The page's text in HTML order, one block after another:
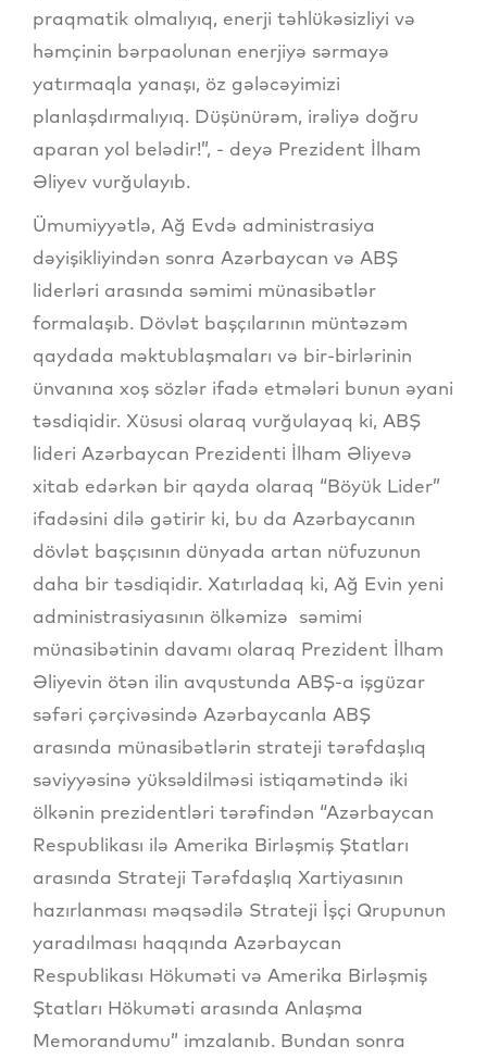
praqmatik olmalıyıq, enerji təhlükəsizliyi və
həmçinin bərpaolunan enerjiyə sərmayə
yatırmaqla yanaşı, öz gələcəyimizi
planlaşdırmalıyıq. Düşünürəm, irəliyə doğru
aparan yol belədir!”, - deyə Prezident İlham
Əliyev vurğulayıb.
Ümumiyyətlə, Ağ Evdə administrasiya
dəyişikliyindən sonra Azərbaycan və ABŞ
liderləri arasında səmimi münasibətlər
formalaşıb. Dövlət başçılarının müntəzəm
qaydada məktublaşmaları və bir-birlərinin
ünvanına xoş sözlər ifadə etmələri bunun əyani
təsdiqidir. Xüsusi olaraq vurğulayaq ki, ABŞ
lideri Azərbaycan Prezidenti İlham Əliyevə
xitab edərkən bir qayda olaraq “Böyük Lider”
ifadəsini dilə gətirir ki, bu da Azərbaycanın
dövlət başçısının dünyada artan nüfuzunun
daha bir təsdiqidir. Xatırladaq ki, Ağ Evin yeni
administrasiyasının ölkəmizə səmimi
münasibətinin davamı olaraq Prezident İlham
Əliyevin ötən ilin avqustunda ABŞ-a işgüzar
səfəri çərçivəsində Azərbaycanla ABŞ
arasında münasibətlərin strateji tərəfdaşlıq
səviyyəsinə yüksəldilməsi istiqamətində iki
ölkənin prezidentləri tərəfindən “Azərbaycan
Respublikası ilə Amerika Birləşmiş Ştatları
arasında Strateji Tərəfdaşlıq Xartiyasının
hazırlanması məqsədilə Strateji İşçi Qrupunun
yaradılması haqqında Azərbaycan
Respublikası Hökuməti və Amerika Birləşmiş
Ştatları Hökuməti arasında Anlaşma
Memorandumu” imzalanıb. Bundan sonra